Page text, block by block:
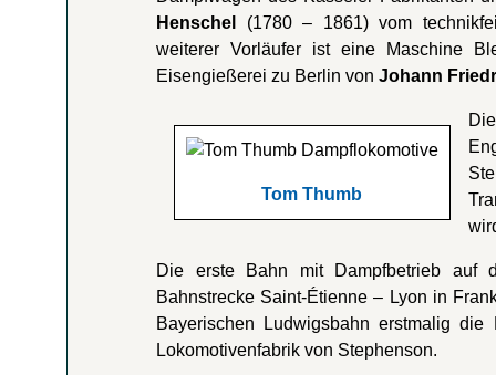
Henschel
(1780 – 1861) vom
weiterer Vorläufer ist eine Maschine
Eisengießerei zu Berlin von Johann
Tom Thumb
Die erste Bahn mit Dampfbetrieb auf
Bahnstrecke Saint-Étienne – Lyon in
Bayerischen Ludwigsbahn erstmalig
Lokomotivenfabrik von Stephenson.